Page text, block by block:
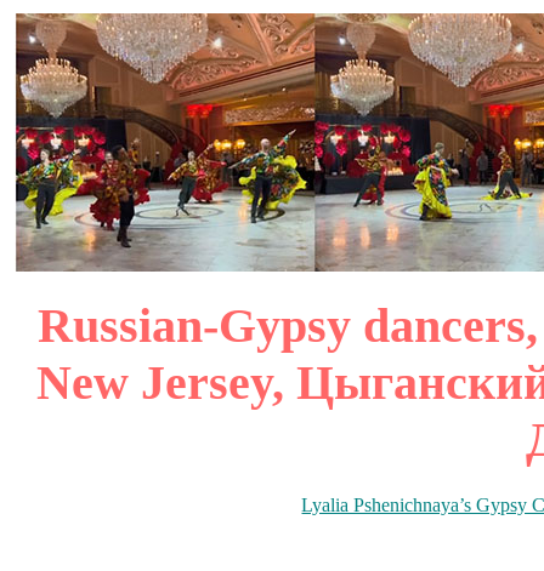
Russian-Gypsy
New Jersey,
Lyalia Pshenichnaya’s Gypsy